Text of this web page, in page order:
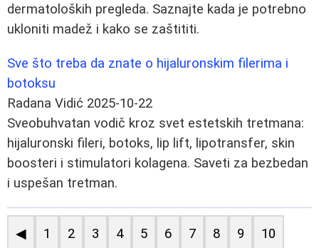
dermatoloških pregleda. Saznajte kada je potrebno
ukloniti madež i kako se zaštititi.
Sve što treba da znate o hijaluronskim filerima i
botoksu
Radana Vidić 2025-10-22
Sveobuhvatan vodič kroz svet estetskih tretmana:
hijaluronski fileri, botoks, lip lift, lipotransfer, skin
boosteri i stimulatori kolagena. Saveti za bezbedan
i uspešan tretman.
◀ 1 2 3 4 5 6 7 8 9 10